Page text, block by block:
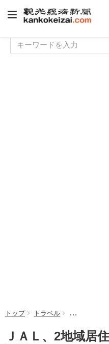
トップ トラベル ＪＡＬ、2地
ＪＡＬ、2地域居